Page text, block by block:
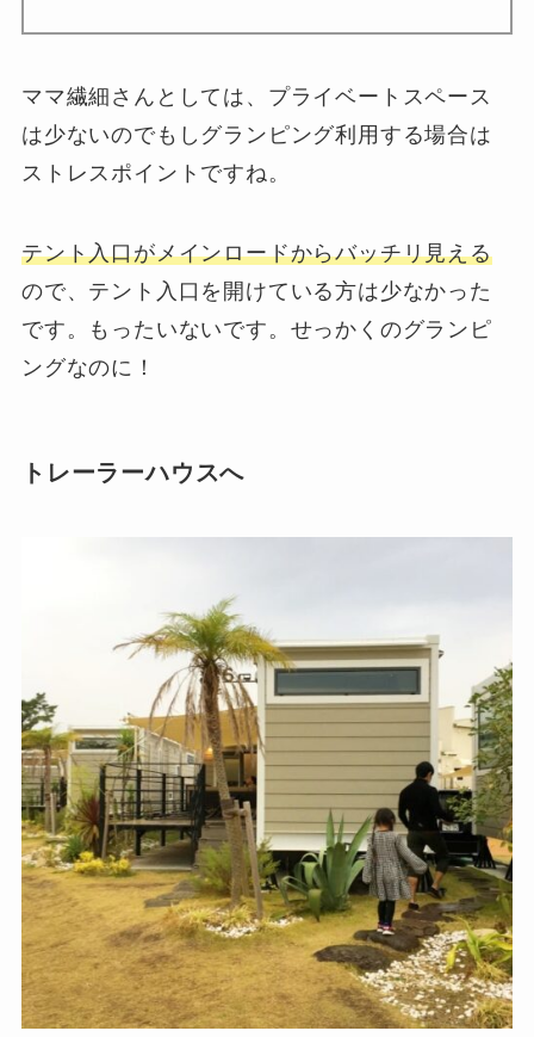
ママ繊細さんとしては、プライベートスペース
は少ないのでもしグランピング利用する場合は
ストレスポイントですね。
テント入口がメインロードからバッチリ見える
ので、テント入口を開けている方は少なかった
です。もったいないです。せっかくのグランピ
ングなのに！
トレーラーハウスへ